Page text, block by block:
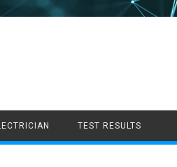
TEST RESULTS